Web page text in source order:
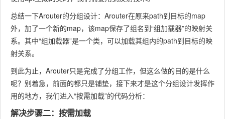
总结一下Arouter的分组设计：Arouter在原来path到目标的map
外，加了一个新的map，该map保存了组名到“组加载器”的映射关
系。其中“组加载器”是一个类，可以加载其组内的path到目标的映
射关系。
到此为止，Arouter只是完成了分组工作，但这么做的目的是什么
呢？别着急，前面的都只是铺垫，接下来才是这个分组设计发挥作
用的地方，我们进入“按需加载”的代码分析：
解决步骤二：按需加载